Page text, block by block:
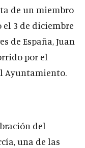
de un miembro
el 3 de diciembre
de España, Juan
por el
Ayuntamiento.
del
una de las